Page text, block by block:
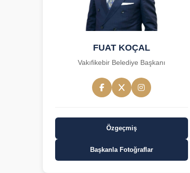
FUAT KOÇAL
Vakıfikebir Belediye Başkanı
Özgeçmiş
Başkanla Fotoğraflar